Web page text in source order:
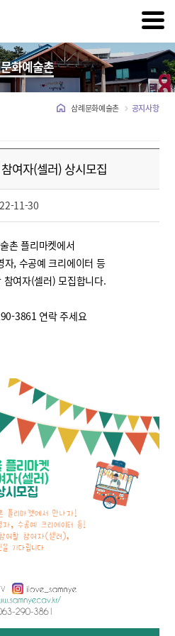
화예술촌
삼례문화예술촌 공지사항
여자(셀러) 상시모집
11-30
촌 플리마켓에서
자, 수공예 크리에이터 등
참여자(셀러) 모집합니다.
3861 연락 주세요